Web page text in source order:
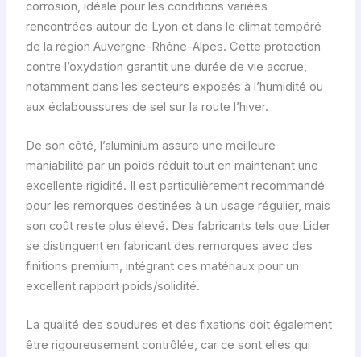
corrosion, idéale pour les conditions variées
rencontrées autour de Lyon et dans le climat tempéré
de la région Auvergne-Rhône-Alpes. Cette protection
contre l’oxydation garantit une durée de vie accrue,
notamment dans les secteurs exposés à l’humidité ou
aux éclaboussures de sel sur la route l’hiver.
De son côté, l’aluminium assure une meilleure
maniabilité par un poids réduit tout en maintenant une
excellente rigidité. Il est particulièrement recommandé
pour les remorques destinées à un usage régulier, mais
son coût reste plus élevé. Des fabricants tels que Lider
se distinguent en fabricant des remorques avec des
finitions premium, intégrant ces matériaux pour un
excellent rapport poids/solidité.
La qualité des soudures et des fixations doit également
être rigoureusement contrôlée, car ce sont elles qui